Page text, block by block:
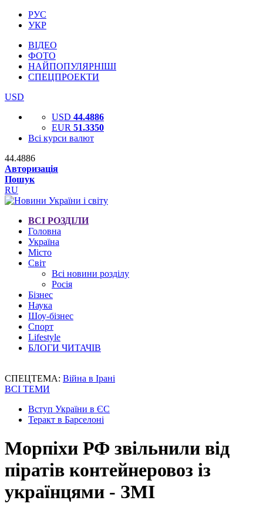
РУС
УКР
ВІДЕО
ФОТО
НАЙПОПУЛЯРНІШІ
СПЕЦПРОЕКТИ
USD
USD 44.4886
EUR 51.3350
Всі курси валют
44.4886
Авторизація
Пошук
RU
ВСІ РОЗДІЛИ
Головна
Україна
Місто
Світ
Всі новини розділу
Росія
Бізнес
Наука
Шоу-бізнес
Спорт
Lifestyle
БЛОГИ ЧИТАЧІВ
СПЕЦТЕМА: Війна в Ірані
ВСІ ТЕМИ
Вступ України в ЄС
Теракт в Барселоні
Морпіхи РФ звільнили від
піратів контейнеровоз із
українцями - ЗМІ